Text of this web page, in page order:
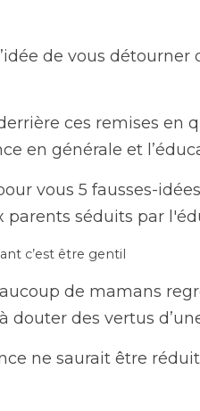
de vous
ces remises en
en générale et
vous 5 fausses-
parents séduits par
c’est être gentil
de mamans
douter des vertus
ne saurait être